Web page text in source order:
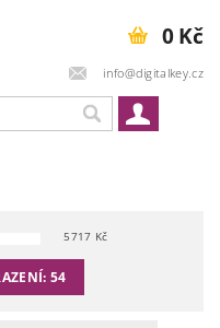
info@digitalkey.cz
0 Kč
5717 Kč
54